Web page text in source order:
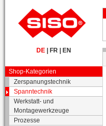
DE FR EN
Shop-Kategorien
Zerspanungstechnik
Spanntechnik
Werkstatt- und
Montagewerkzeuge
Prozesse